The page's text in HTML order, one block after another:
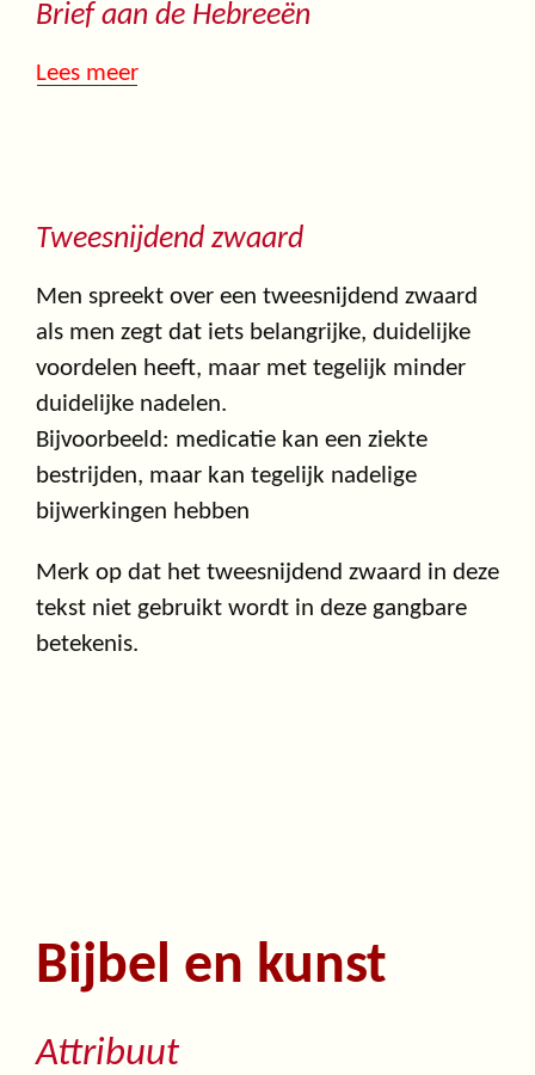
Brief aan de Hebreeën
Lees meer
Tweesnijdend zwaard
Men spreekt over een tweesnijdend zwaard
als men zegt dat iets belangrijke, duidelijke
voordelen heeft, maar met tegelijk minder
duidelijke nadelen.
Bijvoorbeeld: medicatie kan een ziekte
bestrijden, maar kan tegelijk nadelige
bijwerkingen hebben
Merk op dat het tweesnijdend zwaard in deze
tekst niet gebruikt wordt in deze gangbare
betekenis.
Bijbel en kunst
Attribuut